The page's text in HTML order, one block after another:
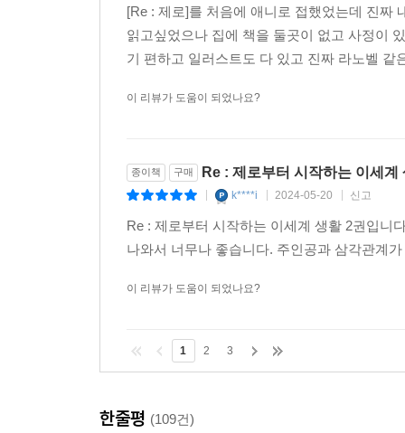
[Re : 제로]를 처음에 애니로 접했었는데 진짜
읽고싶었으나 집에 책을 둘곳이 없고 사정이
기 편하고 일러스트도 다 있고 진짜 라노벨
이 리뷰가 도움이 되었나요?
종이책 구매 Re : 제로부터 시작하는 이세계
k****i 2024-05-20 신고
Re : 제로부터 시작하는 이세계 생활 2권입니
나와서 너무나 좋습니다. 주인공과 삼각관계
이 리뷰가 도움이 되었나요?
1 2 3
한줄평 (109건)